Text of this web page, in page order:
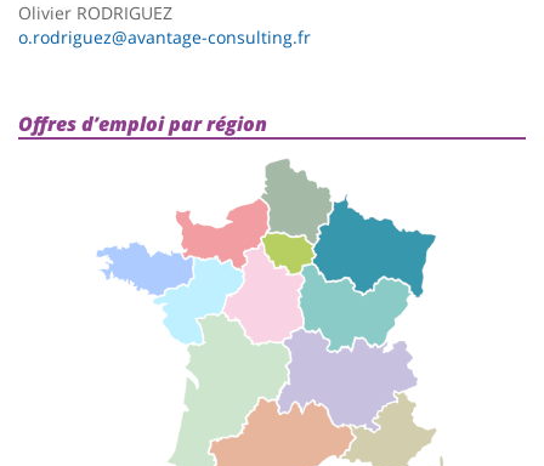
Olivier RODRIGUEZ
o.rodriguez@avantage-consulting.fr
Offres d’emploi par région